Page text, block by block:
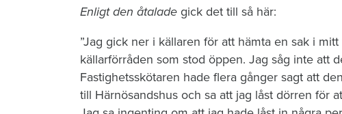
Enligt den åtalade gick det till så här:
”Jag gick ner i källaren för att hämta en sak i
källarförråden som stod öppen. Jag såg inte att
Fastighetsskötaren hade flera gånger sagt att
till Härnösandshus och sa att jag låst dörren för